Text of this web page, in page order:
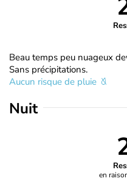
Beau temps peu nuageux
Sans précipitations.
Aucun risque de pluie
Nuit
en